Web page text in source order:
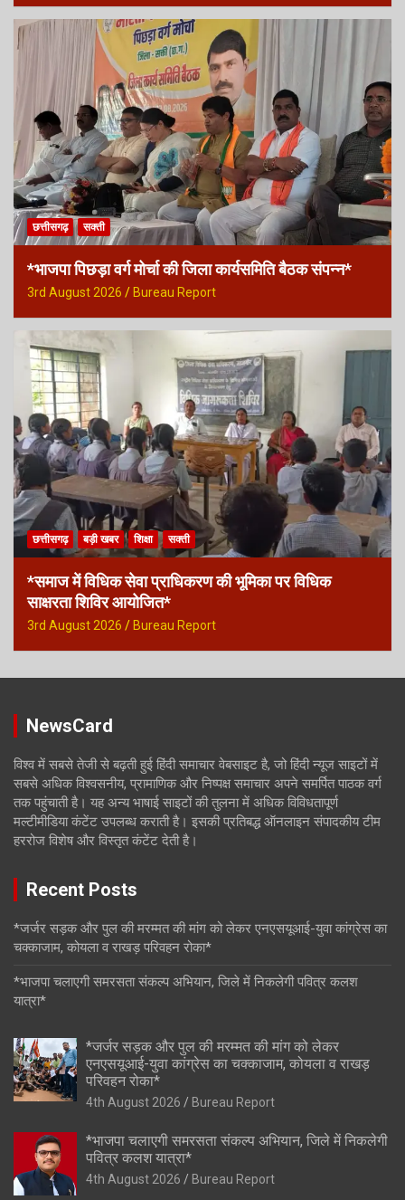
छत्तीसगढ़ सक्ती
*भाजपा पिछड़ा वर्ग मोर्चा की जिला कार्यसमिति बैठक संपन्न*
3rd August 2026 Bureau Report
छत्तीसगढ़ बड़ी खबर शिक्षा सक्ती
*समाज में विधिक सेवा प्राधिकरण की भूमिका पर विधिक
साक्षरता शिविर आयोजित*
3rd August 2026 Bureau Report
NewsCard
विश्व में सबसे तेजी से बढ़ती हुई हिंदी समाचार वेबसाइट है, जो हिंदी न्यूज साइटों में
सबसे अधिक विश्वसनीय, प्रामाणिक और निष्पक्ष समाचार अपने समर्पित पाठक वर्ग
तक पहुंचाती है। यह अन्य भाषाई साइटों की तुलना में अधिक विविधतापूर्ण
मल्टीमीडिया कंटेंट उपलब्ध कराती है। इसकी प्रतिबद्ध ऑनलाइन संपादकीय टीम
हररोज विशेष और विस्तृत कंटेंट देती है।
Recent Posts
*जर्जर सड़क और पुल की मरम्मत की मांग को लेकर एनएसयूआई-युवा कांग्रेस का
चक्काजाम, कोयला व राखड़ परिवहन रोका*
*भाजपा चलाएगी समरसता संकल्प अभियान, जिले में निकलेगी पवित्र कलश
यात्रा*
*जर्जर सड़क और पुल की मरम्मत की मांग को लेकर
एनएसयूआई-युवा कांग्रेस का चक्काजाम, कोयला व राखड़
परिवहन रोका*
4th August 2026 Bureau Report
*भाजपा चलाएगी समरसता संकल्प अभियान, जिले में निकलेगी
पवित्र कलश यात्रा*
4th August 2026 Bureau Report